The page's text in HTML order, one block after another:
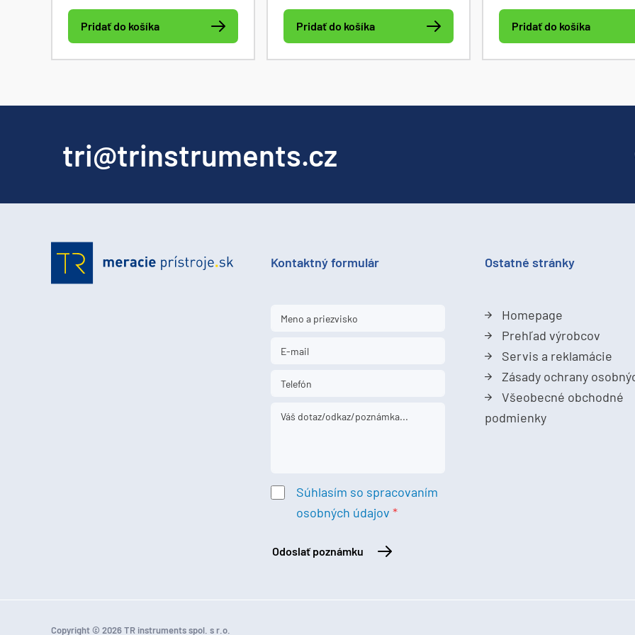
Pridať do košíka
efektívnej hodnoty napätia a
prúdu, meranie frekvencie,
Pridať do košíka
ochrany OVP, OTP, OCP,
batérie, sekvenčné funkcie,
Pridať do košíka
tri@trinstruments.cz
Kontaktný formulár
Súhlasím so spracovaním
osobných údajov
Odoslať poznámku
Ostatné stránky
Homepage
Prehľad výrobcov
Servis a reklamácie
Zásady ochrany
Všeobecné obchodné
podmienky
Copyright © 2026 TR instruments spol. s r.o.